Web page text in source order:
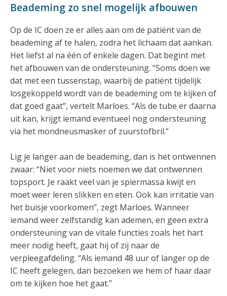
Beademing zo snel mogelijk afbouwen
Op de IC doen ze er alles aan om de patiënt van de
beademing af te halen, zodra het lichaam dat aankan.
Het liefst al na één of enkele dagen. Dat begint met
het afbouwen van de ondersteuning. “Soms doen we
dat met een tussenstap, waarbij de patiënt tijdelijk
losgekoppeld wordt van de beademing om te kijken of
dat goed gaat”, vertelt Marloes. “Als de tube er daarna
uit kan, krijgt iemand eventueel nog ondersteuning
via het mondneusmasker of zuurstofbril.”
Lig je langer aan de beademing, dan is het ontwennen
zwaar: “Niet voor niets noemen we dat ontwennen
topsport. Je raakt veel van je spiermassa kwijt en
moet weer leren slikken en eten. Ook kan irritatie van
het buisje voorkomen”, zegt Marloes. Wanneer
iemand weer zelfstandig kan ademen, en geen extra
ondersteuning van de vitale functies zoals het hart
meer nodig heeft, gaat hij of zij naar de
verpleegafdeling. “Als iemand 48 uur of langer op de
IC heeft gelegen, dan bezoeken we hem of haar daar
om te kijken hoe het gaat.”